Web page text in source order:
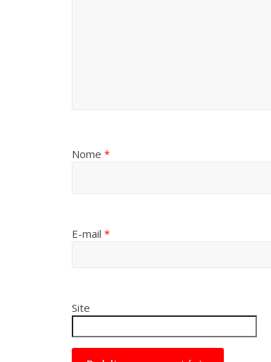
Nome *
E-mail *
Site